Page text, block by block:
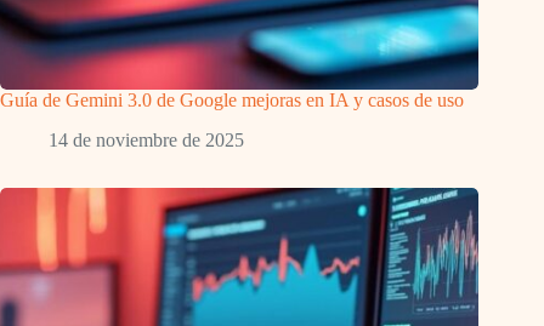
Guía de Gemini 3.0 de Google mejoras en IA y casos de uso
14 de noviembre de 2025